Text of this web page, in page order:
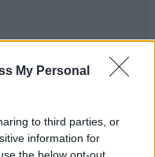
My Personal
to third parties, or
information for
the below opt-out